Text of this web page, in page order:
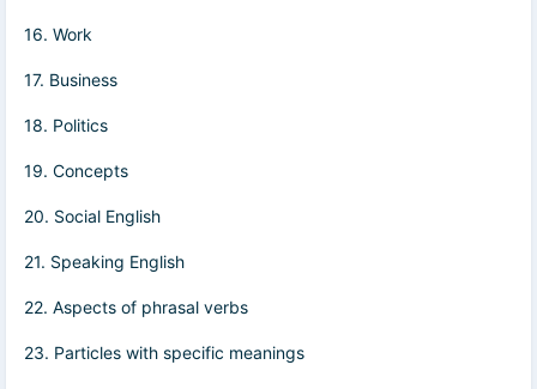
16. Work
17. Business
18. Politics
19. Concepts
20. Social English
21. Speaking English
22. Aspects of phrasal verbs
23. Particles with specific meanings